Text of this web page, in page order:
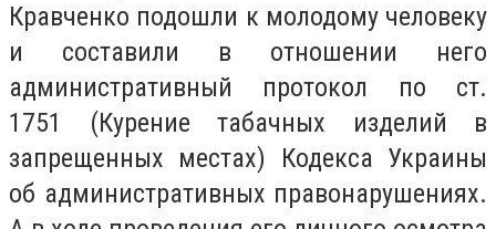
Кравченко подошли к молодому человеку
и составили в отношении него
административный протокол по ст.
1751 (Курение табачных изделий в
запрещенных местах) Кодекса Украины
об административных правонарушениях.